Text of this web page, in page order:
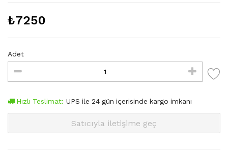
₺7250
Adet
Hızlı Teslimat: UPS ile 24gün içerisinde kargo imkanı
Satıcıyla iletişime geç